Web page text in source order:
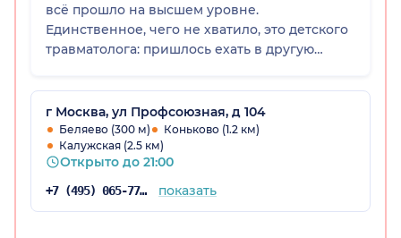
всё прошло на высшем уровне.
Единственное, чего не хватило, это детского
травматолога: пришлось ехать в другую
г Москва, ул Профсоюзная, д 104
Беляево (300 м)
Коньково (1.2 км)
Калужская (2.5 км)
Открыто до 21:00
+7 (495) 065-77-81 показать